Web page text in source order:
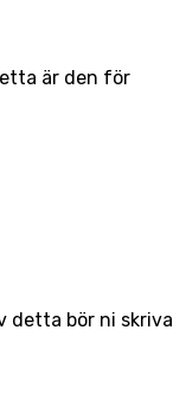
är den för
detta bör ni skriva